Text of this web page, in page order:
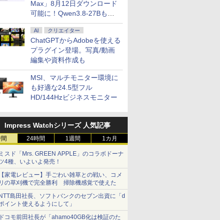
Max」8月12日ダウンロード
可能に！Qwen3.8-27Bも順
次
AI クリエイター
ChatGPTからAdobeを使える
プラグイン登場。写真/動画
編集や資料作成も
MSI、マルチモニター環境に
も好適な24.5型フル
HD/144Hzビジネスモニター
Impress Watchシリーズ 人気記事
24時間 1週間 1カ月
スド「Mrs. GREEN APPLE」のコラボドーナ
4種、いよいよ発売！
家電レビュー】手ごわい雑草との戦い、コメ
の草刈機で完全勝利 掃除機感覚で使えた
島田社長、ソフトバンクのセブン出資に「d
イント使えるようにして」
コモ前田社長が「ahamo40GB化は検証のた